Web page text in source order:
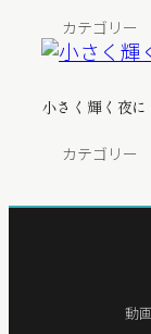
カテゴリー
小さく輝く夜に
カテゴリー
動